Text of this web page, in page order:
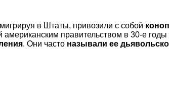
в Штаты, привозили с собой
правительством в 30-е
. Они часто называли ее